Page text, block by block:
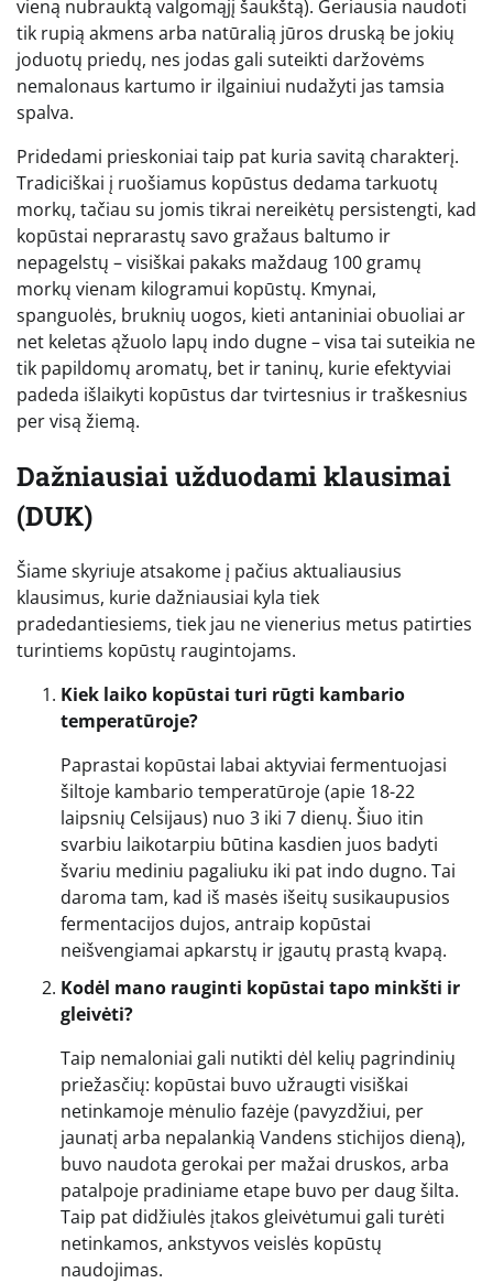
vieną nubrauktą valgomąjį šaukštą). Geriausia naudoti
tik rupią akmens arba natūralią jūros druską be jokių
joduotų priedų, nes jodas gali suteikti daržovėms
nemalonaus kartumo ir ilgainiui nudažyti jas tamsia
spalva.
Pridedami prieskoniai taip pat kuria savitą charakterį.
Tradiciškai į ruošiamus kopūstus dedama tarkuotų
morkų, tačiau su jomis tikrai nereikėtų persistengti, kad
kopūstai neprarastų savo gražaus baltumo ir
nepagelstų – visiškai pakaks maždaug 100 gramų
morkų vienam kilogramui kopūstų. Kmynai,
spanguolės, bruknių uogos, kieti antaniniai obuoliai ar
net keletas ąžuolo lapų indo dugne – visa tai suteikia ne
tik papildomų aromatų, bet ir taninų, kurie efektyviai
padeda išlaikyti kopūstus dar tvirtesnius ir traškesnius
per visą žiemą.
Dažniausiai užduodami klausimai
(DUK)
Šiame skyriuje atsakome į pačius aktualiausius
klausimus, kurie dažniausiai kyla tiek
pradedantiesiems, tiek jau ne vienerius metus patirties
turintiems kopūstų raugintojams.
Kiek laiko kopūstai turi rūgti kambario
temperatūroje?
Paprastai kopūstai labai aktyviai fermentuojasi
šiltoje kambario temperatūroje (apie 18-22
laipsnių Celsijaus) nuo 3 iki 7 dienų. Šiuo itin
svarbiu laikotarpiu būtina kasdien juos badyti
švariu mediniu pagaliuku iki pat indo dugno. Tai
daroma tam, kad iš masės išeitų susikaupusios
fermentacijos dujos, antraip kopūstai
neišvengiamai apkarstų ir įgautų prastą kvapą.
Kodėl mano rauginti kopūstai tapo minkšti ir
gleivėti?
Taip nemaloniai gali nutikti dėl kelių pagrindinių
priežasčių: kopūstai buvo užraugti visiškai
netinkamoje mėnulio fazėje (pavyzdžiui, per
jaunatį arba nepalankią Vandens stichijos dieną),
buvo naudota gerokai per mažai druskos, arba
patalpoje pradiniame etape buvo per daug šilta.
Taip pat didžiulės įtakos gleivėtumui gali turėti
netinkamos, ankstyvos veislės kopūstų
naudojimas.